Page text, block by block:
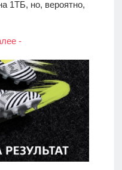
1ТБ, но, вероятно,
-